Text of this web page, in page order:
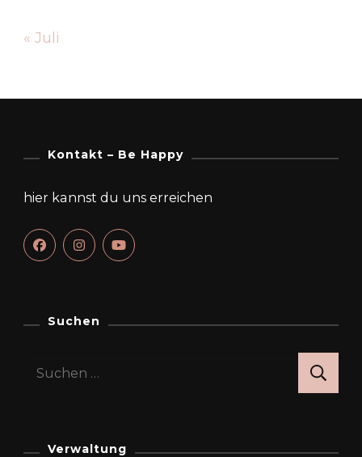
« Juli
Kontakt – Be Happy
hier kannst du uns erreichen
Suchen
Suchen
Verwaltung